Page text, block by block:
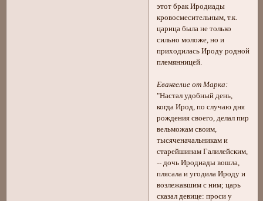
этот брак Иродиады
кровосмесительным, т.к.
царица была не только
сильно моложе, но и
приходилась Ироду родной
племянницей.
Евангелие от Марка:
"Настал удобный день,
когда Ирод, по случаю дня
рождения своего, делал пир
вельможам своим,
тысяченачальникам и
старейшинам Галилейским,
-- дочь Иродиады вошла,
плясала и угодила Ироду и
возлежавшим с ним; царь
сказал девице: проси у